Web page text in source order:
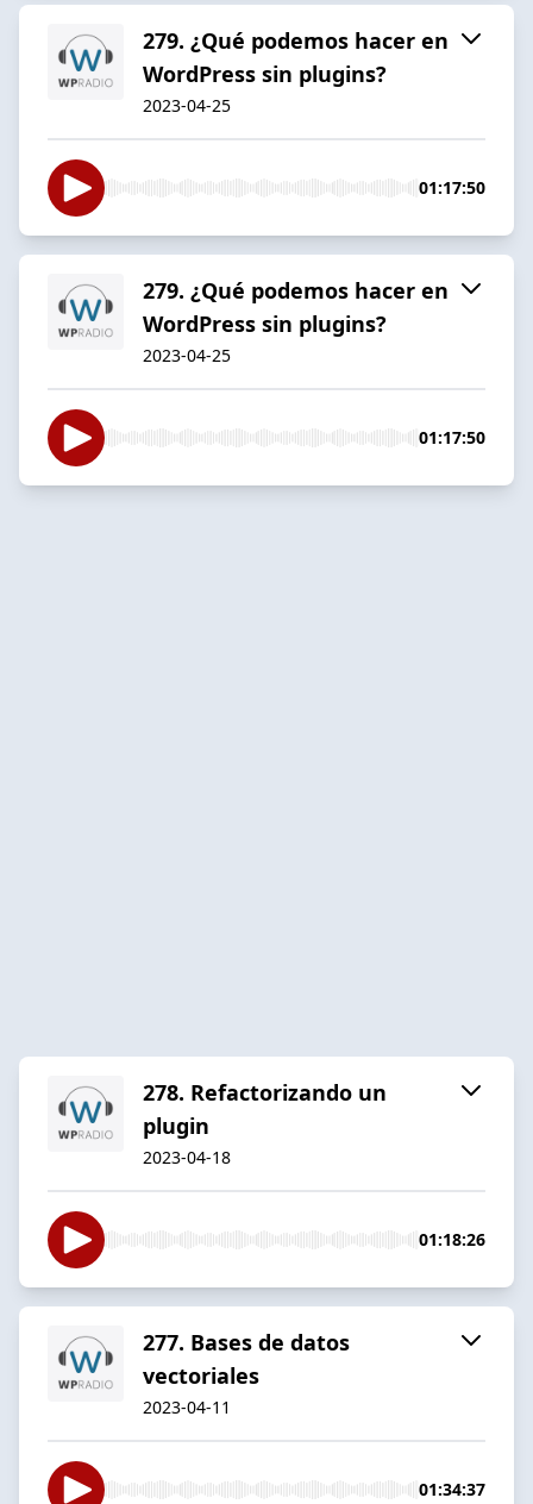
279. ¿Qué podemos hacer en
WordPress sin plugins?
2023-04-25
01:17:50
279. ¿Qué podemos hacer en
WordPress sin plugins?
2023-04-25
01:17:50
278. Refactorizando un
plugin
2023-04-18
01:18:26
277. Bases de datos
vectoriales
2023-04-11
01:34:37